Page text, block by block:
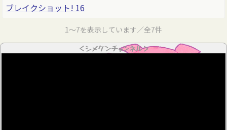
ブレイクショット! 16
1～7を表示しています／全7件
＜シメケンチャンネル＞